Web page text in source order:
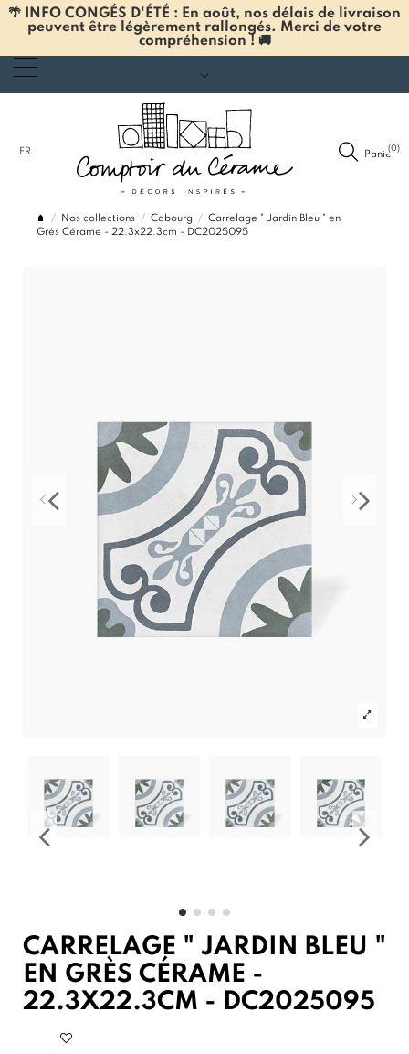
🌴 INFO CONGÉS D'ÉTÉ : En août, nos délais de livraison
peuvent être légèrement rallongés. Merci de votre
compréhension ! 🚚
FR Panier
(0)
Nos collections Cabourg
Carrelage " Jardin Bleu " en
Grès Cérame - 22.3x22.3cm - DC2025095
CARRELAGE " JARDIN BLEU "
EN GRÈS CÉRAME -
22.3X22.3CM - DC2025095